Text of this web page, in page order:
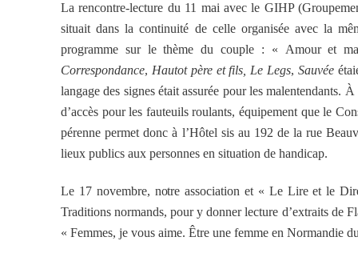
La rencontre-lecture du 11 mai avec le GIHP
situait dans la continuité de celle organisée avec la
programme sur le thème du couple : « Amour et
Correspondance, Hautot père et fils, Le Legs, Sauvée
langage des signes était assurée pour les malentendants.
d’accès pour les fauteuils roulants, équipement que le
pérenne permet donc à l’Hôtel sis au 192 de la rue
lieux publics aux personnes en situation de handicap.
Le 17 novembre, notre association et « Le Lire et le
Traditions normands, pour y donner lecture d’extraits de
« Femmes, je vous aime. Être une femme en Normandie